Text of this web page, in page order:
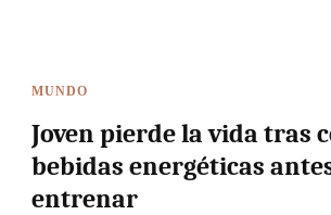
MUNDO
Joven pierde la vida tras
bebidas energéticas
entrenar